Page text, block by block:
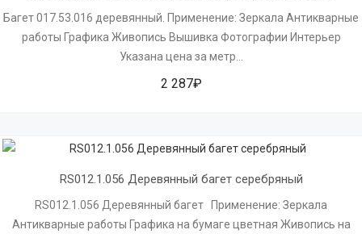
Багет 017.53.016 деревянный. Применение: Зеркала Антикварные
работы Графика Живопись Вышивка Фотографии Интерьер
Указана цена за метр...
2 287₽
RS012.1.056 Деревянный багет серебряный
RS012.1.056 Деревянный багет Применение: Зеркала
Антикварные работы Графика на бумаге цветная Живопись на